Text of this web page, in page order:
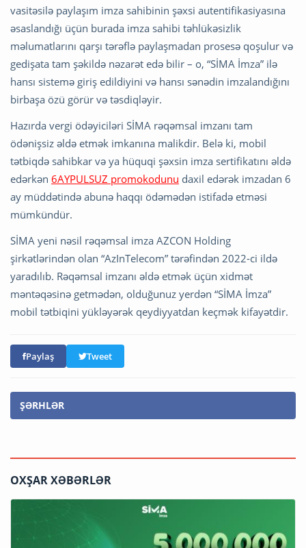
vasitəsilə paylaşım imza sahibinin şəxsi autentifikasiyasına
əsaslandığı üçün burada imza sahibi təhlükəsizlik
məlumatlarını qarşı tərəflə paylaşmadan prosesə qoşulur və
gedişata tam şəkildə nəzarət edə bilir – o, “SİMA İmza” ilə
hansı sistemə giriş edildiyini və hansı sənədin imzalandığını
birbaşa özü görür və təsdiqləyir.
Hazırda vergi ödəyiciləri SİMA rəqəmsal imzanı tam
ödənişsiz əldə etmək imkanına malikdir. Belə ki, mobil
tətbiqdə sahibkar və ya hüquqi şəxsin imza sertifikatını əldə
edərkən 6AYPULSUZ promokodunu daxil edərək imzadan 6
ay müddətində abunə haqqı ödəmədən istifadə etməsi
mümkündür.
SİMA yeni nəsil rəqəmsal imza AZCON Holding
şirkətlərindən olan “AzInTelecom” tərəfindən 2022-ci ildə
yaradılıb. Rəqəmsal imzanı əldə etmək üçün xidmət
məntəqəsinə getmədən, olduğunuz yerdən “SİMA İmza”
mobil tətbiqini yükləyərək qeydiyyatdan keçmək kifayətdir.
Paylaş Tweet
ŞƏRHLƏR
OXŞAR XƏBƏRLƏR